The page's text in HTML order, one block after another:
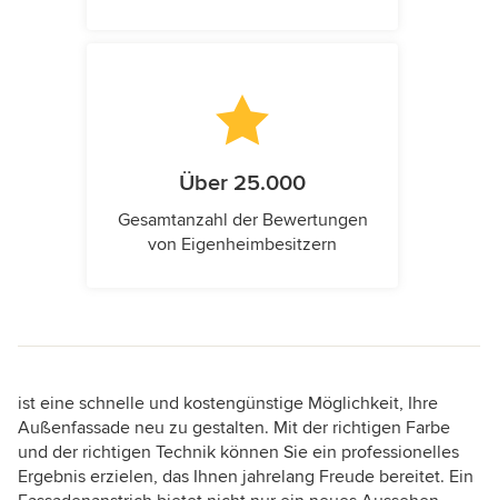
Über 25.000
Gesamtanzahl der Bewertungen
von Eigenheimbesitzern
ist eine schnelle und kostengünstige Möglichkeit, Ihre
Außenfassade neu zu gestalten. Mit der richtigen Farbe
und der richtigen Technik können Sie ein professionelles
Ergebnis erzielen, das Ihnen jahrelang Freude bereitet. Ein